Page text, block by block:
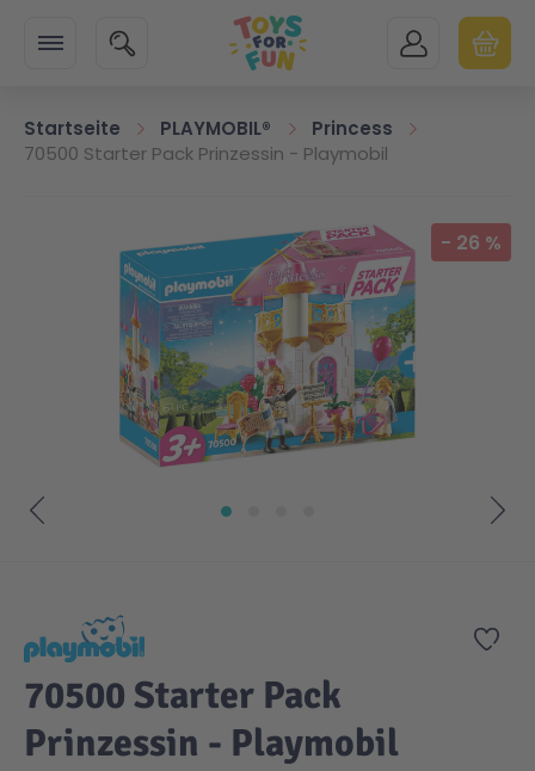
SUCHE MEIN KONTO
Startseite PLAYMOBIL®
Princess
70500 Starter Pack Prinzessin - Playmobil
Zum Ende der Bildgalerie springen - 26 %
Zur
70500 Starter Pack
Prinzessin - Playmobil